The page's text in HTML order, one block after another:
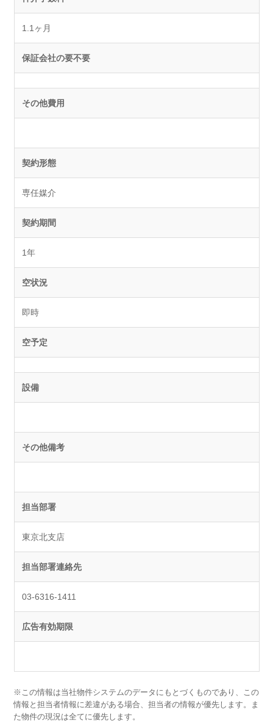
1.1ヶ月
保証会社の要不要
その他費用
契約形態
専任媒介
契約期間
1年
空状況
即時
空予定
設備
その他備考
担当部署
東京北支店
担当部署連絡先
03-6316-1411
広告有効期限
※この情報は当社物件システムのデータにもとづくものであり、この
情報と担当者情報に差違がある場合、担当者の情報が優先します。ま
た物件の現況は全てに優先します。